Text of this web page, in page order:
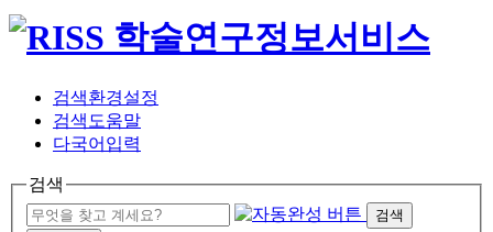
검색환경설정
검색도움말
다국어입력
검색
검색